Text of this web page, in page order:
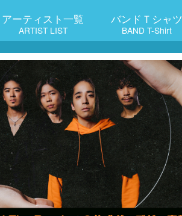
アーティスト一覧
ARTIST LIST
バンドＴシャツ
BAND T-Shirt